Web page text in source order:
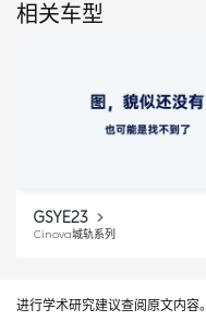
相关车型
GSYE23
Cinova城轨系列
进行学术研究建议查阅原文内容。